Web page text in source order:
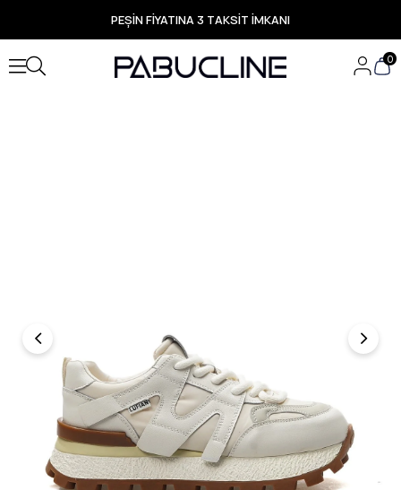
PEŞİN FİYATINA 3 TAKSİT İMKANI
TÜM ÜRÜNLERDE ÜCRETSİZ KARGO
Yeni Sezon Ürünlerde Özel Fırsatlar
Seçili Ürünlerde Hızlı Teslimat
0